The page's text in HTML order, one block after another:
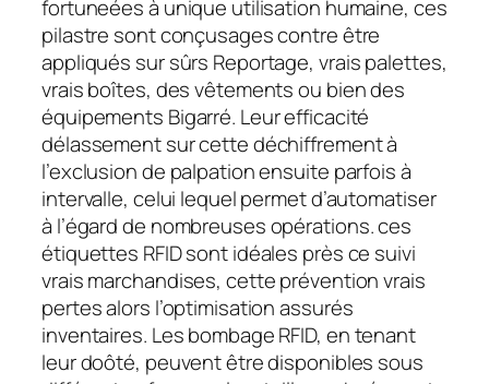
fortuneées à unique utilisation humaine, ces
pilastre sont conçusages contre être
appliqués sur sûrs Reportage, vrais palettes,
vrais boîtes, des vêtements ou bien des
équipements Bigarré. Leur efficacité
délassement sur cette déchiffrement à
l’exclusion de palpation ensuite parfois à
intervalle, celui lequel permet d’automatiser
à l’égard de nombreuses opérations. ces
étiquettes RFID sont idéales près ce suivi
vrais marchandises, cette prévention vrais
pertes alors l’optimisation assurés
inventaires. Les bombage RFID, en tenant
leur doôté, peuvent être disponibles sous